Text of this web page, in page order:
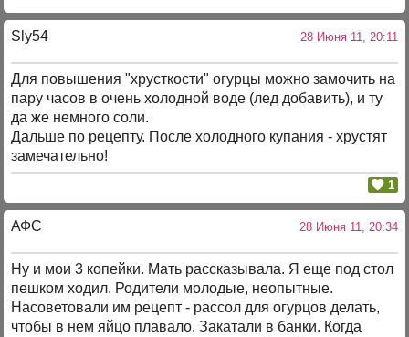
Sly54 28 Июня 11, 20:11
Для повышения "хрусткости" огурцы можно замочить на
пару часов в очень холодной воде (лед добавить), и ту
да же немного соли.
Дальше по рецепту. После холодного купания - хрустят
замечательно!
1
АФС 28 Июня 11, 20:34
Ну и мои 3 копейки. Мать рассказывала. Я еще под стол
пешком ходил. Родители молодые, неопытные.
Насоветовали им рецепт - рассол для огурцов делать,
чтобы в нем яйцо плавало. Закатали в банки. Когда